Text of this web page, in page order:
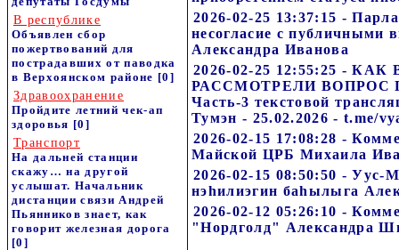
В республике
Объявлен сбор
пожертвований для
пострадавших от паводка
в Верхоянском районе [0]
Здравоохранение
Пройдите летний чек-ап
здоровья [0]
Транспорт
На дальней станции
скажу… на другой
услышат. Начальник
дистанции связи Андрей
Пьянников знает, как
говорит железная дорога
[0]
2026-02-25 13:37:15 -
несогласие с публичными
Александра Иванова
2026-02-25 12:55:25 -
РАССМОТРЕЛИ ВОПРОС
Часть-3 текстовой
Тумэн - 25.02.2026 - t.me/
2026-02-15 17:08:28 -
Майской ЦРБ Михаила
2026-02-15 08:50:50 - Уус-
нэhилиэгин баhылыга
2026-02-12 05:26:10 -
"Нордголд" Александра